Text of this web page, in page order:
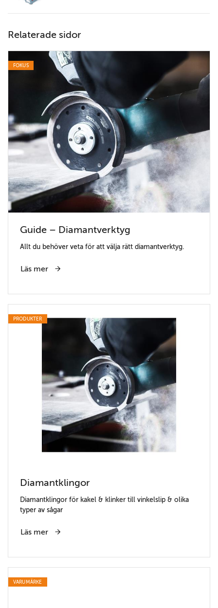
Relaterade sidor
FOKUS
Guide – Diamantverktyg
Allt du behöver veta för att välja rätt diamantverktyg.
Läs mer
PRODUKTER
Diamantklingor
Diamantklingor för kakel & klinker till vinkelslip & olika
typer av sågar
Läs mer
VARUMÄRKE